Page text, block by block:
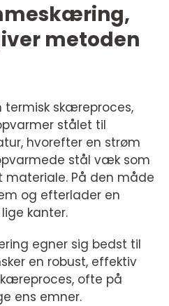
metoden
skæreproces,
stålet til
hvorefter en strøm
stål væk som
På den måde
og efterlader en
kanter.
egner sig bedst til
en robust, effektiv
ofte på
ens emner.